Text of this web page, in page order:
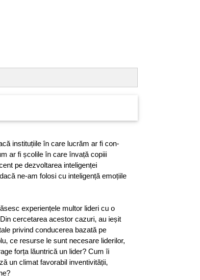
instituțiile în care lucrăm ar fi con-
ar fi școlile în care învață copiii
pe dezvoltarea inteligenței
ne-am folosi cu inteligență emoțiile
experiențele multor lideri cu o
cercetarea acestor cazuri, au ieșit
privind conducerea bazată pe
ce resurse le sunt necesare liderilor,
forța lăuntrică un lider? Cum îi
un climat favorabil inventivității,